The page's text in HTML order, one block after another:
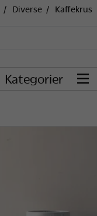
Diverse Kaffekrus
Kategorier 